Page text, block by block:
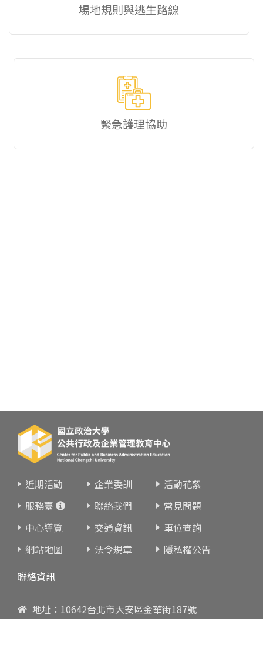
場地規則與逃生路線
緊急護理協助
近期活動 企業委訓
活動花絮
服務臺
聯絡我們
常見問題
中心導覽
交通資訊
車位查詢
網站地圖
法令規章
隱私權公告
聯絡資訊
地址：10642台北市大安區金華街187號